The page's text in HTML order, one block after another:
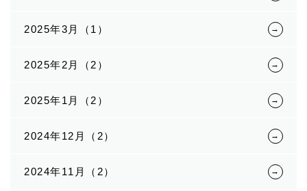
2025年3月（1）
2025年2月（2）
2025年1月（2）
2024年12月（2）
2024年11月（2）